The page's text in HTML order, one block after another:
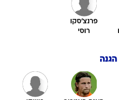
פרנצ'סקו
רוסי
הגנה